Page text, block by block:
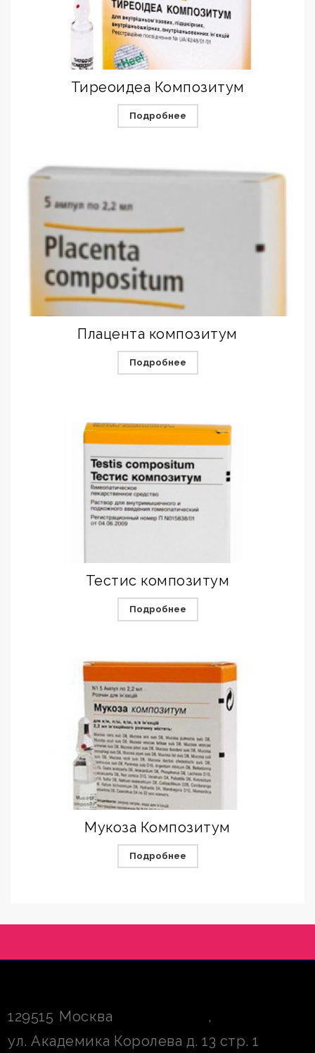
Тиреоидеа Композитум
Подробнее
Плацента композитум
Подробнее
Тестис композитум
Подробнее
Мукоза Композитум
Подробнее
129515 Москва
,
ул. Академика Королева д. 13 стр. 1